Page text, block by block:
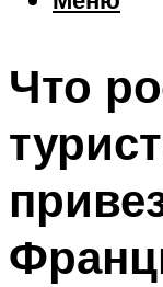
Шоппинг
Что
Меню
Что